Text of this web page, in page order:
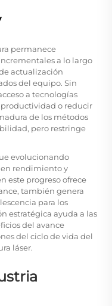
permanece
a lo largo
actualización
del equipo. Sin
a tecnologías
o reducir
de los métodos
pero restringe
evolucionando
rendimiento y
este progreso ofrece
también genera
para los
estratégica ayuda a las
del avance
del ciclo de vida del
láser.